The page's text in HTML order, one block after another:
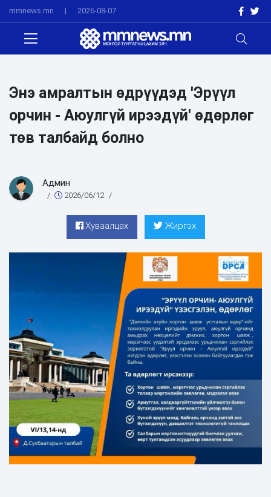
mmnews.mn | 2026-08-07
Энэ амралтын өдрүүдэд 'Эрүүл
орчин - Аюулгүй ирээдүй' өдөрлөг
төв талбайд болно
Админ
/ 2026/06/12 /
Хуваалцах Жиргэх